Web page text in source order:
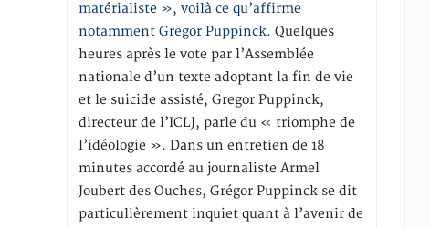
matérialiste », voilà ce qu’affirme
notamment Gregor Puppinck. Quelques
heures après le vote par l’Assemblée
nationale d’un texte adoptant la fin de vie
et le suicide assisté, Gregor Puppinck,
directeur de l’ICLJ, parle du « triomphe de
l’idéologie ». Dans un entretien de 18
minutes accordé au journaliste Armel
Joubert des Ouches, Grégor Puppinck se dit
particulièrement inquiet quant à l’avenir de